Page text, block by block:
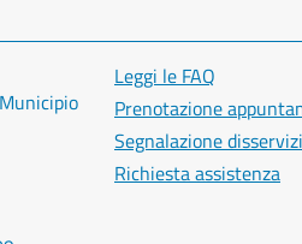
Leggi le FAQ
Prenotazione
Segnalazione
Richiesta assistenza